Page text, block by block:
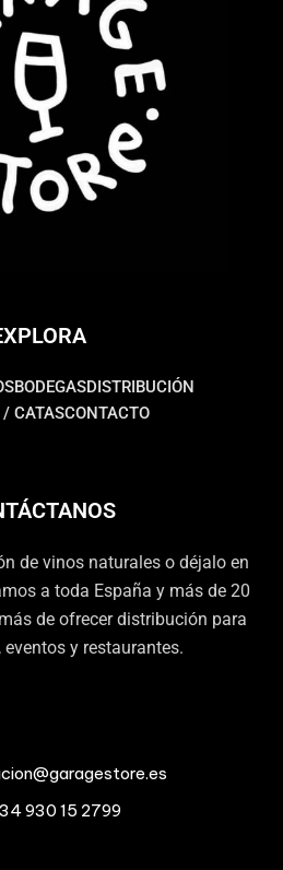
BODEGASDISTRIBUCIÓN
/ CATASCONTACTO
de vinos naturales o déjalo en
a toda España y más de 20
de ofrecer distribución para
y restaurantes.
930 15 2799